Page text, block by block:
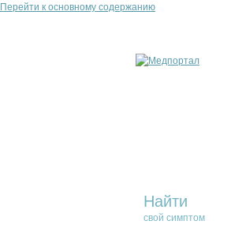
Перейти к основному содержанию
Найти
свой симптом